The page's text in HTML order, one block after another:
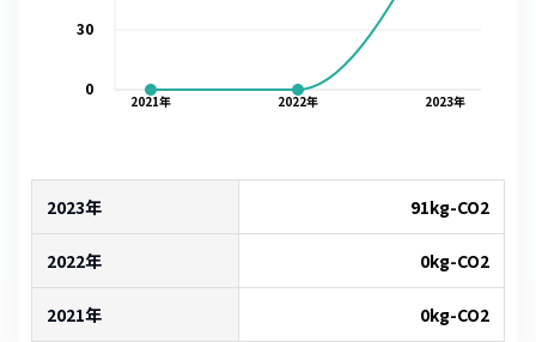
2021年 2022年 2023年
0
30
2023年 91kg-CO2
2022年 0kg-CO2
2021年 0kg-CO2